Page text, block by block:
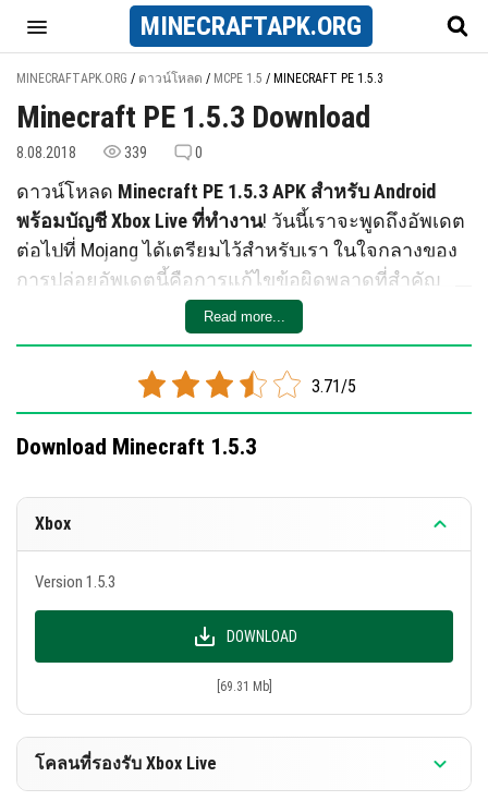
MINECRAFTAPK.ORG
MINECRAFTAPK.ORG / ดาวน์โหลด / MCPE 1.5 / MINECRAFT PE 1.5.3
Minecraft PE 1.5.3 Download
8.08.2018 339 0
ดาวน์โหลด Minecraft PE 1.5.3 APK สำหรับ Android
พร้อมบัญชี Xbox Live ที่ทำงาน! วันนี้เราจะพูดถึงอัพเดต
ต่อไปที่ Mojang ได้เตรียมไว้สำหรับเรา ในใจกลางของ
การปล่อยอัพเดตนี้คือการแก้ไขข้อผิดพลาดที่สำคัญ
และการเปลี่ยนแปลงไปสู่เวอร์ชั่น Minecraft Pocket
Edition 1.5.3 อย่างปลอดภัย คุณสามารถดาวน์โหลด
Minecraft PE 1.5.3 ไปยังอุปกรณ์ Android ของคุณที่สุด
ของบทความ ก่อนทำเช่นนี้ เราขอแนะนำให้คุณศึกษา
อธิบายการแก้ไขอย่างละเอียดเป็นภาษาอังกฤษ จุดมุ่ง
หมายของเราคือการอธิบายการเปลี่ยนแปลงอย่าง
ทราบความเคลื่อนไหวล่าสุดและการแก้ไขบั๊ค:
แก้ไขบั๊คในโหมด multiplayer ที่อาจทำให้ผู้เล่นล้ม
ออกจากเกมเมื่อมีคนออกจากเซิร์ฟเวอร์
หลังจากอัพเกรดไปยัง Minecraft 1.5 ผู้เล่นแจ้งเรื่อง
ซึ่งได้ทำการแก้ไขบั๊คที่ทำให้เกมล้มเหลว
Read more...
3.71/5
Download Minecraft 1.5.3
Xbox
Version 1.5.3
DOWNLOAD
[69.31 Mb]
โคลนที่รองรับ Xbox Live